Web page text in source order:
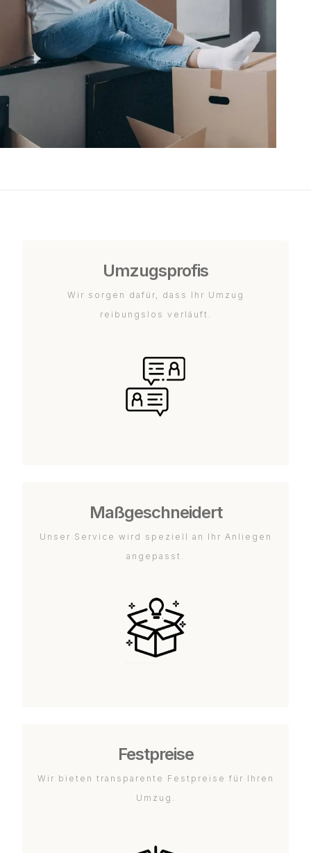
Umzugsprofis
Wir sorgen dafür, dass Ihr Umzug
reibungslos verläuft.
Maßgeschneidert
Unser Service wird speziell an Ihr Anliegen
angepasst.
Festpreise
Wir bieten transparente Festpreise für Ihren
Umzug.